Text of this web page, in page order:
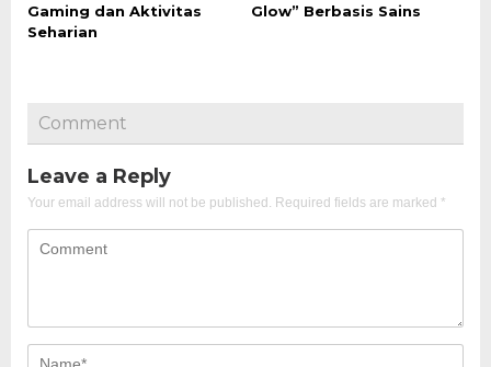
Gaming dan Aktivitas
Seharian
Glow” Berbasis Sains
Comment
Leave a Reply
Your email address will not be published. Required fields are marked *